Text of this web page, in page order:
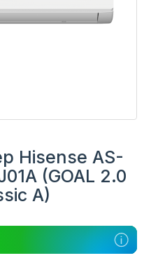
Hisense AS-
(GOAL 2.0
A)